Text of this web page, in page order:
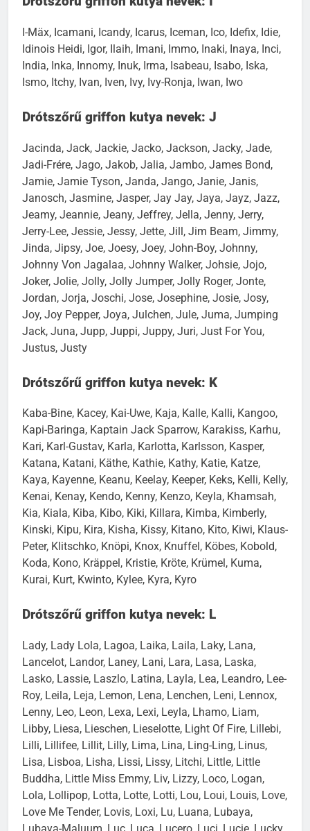
I-Mäx, Icamani, Icandy, Icarus, Iceman, Ico, Idefix, Idie,
Idinois Heidi, Igor, Ilaih, Imani, Immo, Inaki, Inaya, Inci,
India, Inka, Innomy, Inuk, Irma, Isabeau, Isabo, Iska,
Ismo, Itchy, Ivan, Iven, Ivy, Ivy-Ronja, Iwan, Iwo
Drótszőrű griffon kutya nevek: J
Jacinda, Jack, Jackie, Jacko, Jackson, Jacky, Jade,
Jadi-Frére, Jago, Jakob, Jalia, Jambo, James Bond,
Jamie, Jamie Tyson, Janda, Jango, Janie, Janis,
Janosch, Jasmine, Jasper, Jay Jay, Jaya, Jayz, Jazz,
Jeamy, Jeannie, Jeany, Jeffrey, Jella, Jenny, Jerry,
Jerry-Lee, Jessie, Jessy, Jette, Jill, Jim Beam, Jimmy,
Jinda, Jipsy, Joe, Joesy, Joey, John-Boy, Johnny,
Johnny Von Jagalaa, Johnny Walker, Johsie, Jojo,
Joker, Jolie, Jolly, Jolly Jumper, Jolly Roger, Jonte,
Jordan, Jorja, Joschi, Jose, Josephine, Josie, Josy,
Joy, Joy Pepper, Joya, Julchen, Jule, Juma, Jumping
Jack, Juna, Jupp, Juppi, Juppy, Juri, Just For You,
Justus, Justy
Drótszőrű griffon kutya nevek: K
Kaba-Bine, Kacey, Kai-Uwe, Kaja, Kalle, Kalli, Kangoo,
Kapi-Baringa, Kaptain Jack Sparrow, Karakiss, Karhu,
Kari, Karl-Gustav, Karla, Karlotta, Karlsson, Kasper,
Katana, Katani, Käthe, Kathie, Kathy, Katie, Katze,
Kaya, Kayenne, Keanu, Keelay, Keeper, Keks, Kelli, Kelly,
Kenai, Kenay, Kendo, Kenny, Kenzo, Keyla, Khamsah,
Kia, Kiala, Kiba, Kibo, Kiki, Killara, Kimba, Kimberly,
Kinski, Kipu, Kira, Kisha, Kissy, Kitano, Kito, Kiwi, Klaus-
Peter, Klitschko, Knöpi, Knox, Knuffel, Köbes, Kobold,
Koda, Kono, Kräppel, Kristie, Kröte, Krümel, Kuma,
Kurai, Kurt, Kwinto, Kylee, Kyra, Kyro
Drótszőrű griffon kutya nevek: L
Lady, Lady Lola, Lagoa, Laika, Laila, Laky, Lana,
Lancelot, Landor, Laney, Lani, Lara, Lasa, Laska,
Lasko, Lassie, Laszlo, Latina, Layla, Lea, Leandro, Lee-
Roy, Leila, Leja, Lemon, Lena, Lenchen, Leni, Lennox,
Lenny, Leo, Leon, Lexa, Lexi, Leyla, Lhamo, Liam,
Libby, Liesa, Lieschen, Lieselotte, Light Of Fire, Lillebi,
Lilli, Lillifee, Lillit, Lilly, Lima, Lina, Ling-Ling, Linus,
Lisa, Lisboa, Lisha, Lissi, Lissy, Litchi, Little, Little
Buddha, Little Miss Emmy, Liv, Lizzy, Loco, Logan,
Lola, Lollipop, Lotta, Lotte, Lotti, Lou, Loui, Louis, Love,
Love Me Tender, Lovis, Loxi, Lu, Luana, Lubaya,